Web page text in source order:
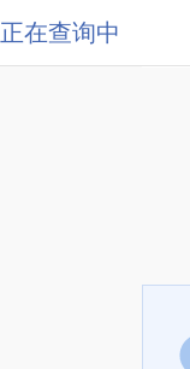
正在查询中